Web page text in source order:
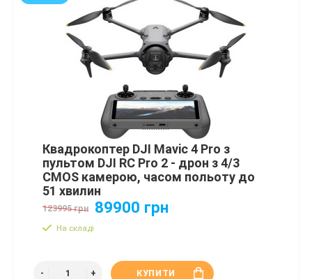
Квадрокоптер DJI Mavic 4 Pro з
пультом DJI RC Pro 2 - дрон з 4/3
CMOS камерою, часом польоту до
51 хвилин
123995 грн 89900 грн
На складі
КУПИТИ